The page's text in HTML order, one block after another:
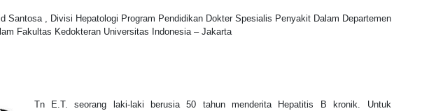
Santosa , Divisi Hepatologi Program Pendidikan Dokter Spesialis Penyakit Dalam Departemen
Fakultas Kedokteran Universitas Indonesia – Jakarta
Tn E.T. seorang laki-laki berusia 50 tahun menderita Hepatitis B kronik. Untuk